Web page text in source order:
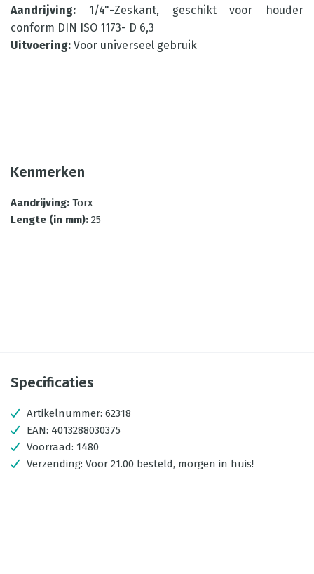
Aandrijving: 1/4"-Zeskant, geschikt voor houder
conform DIN ISO 1173- D 6,3
Uitvoering: Voor universeel gebruik
Kenmerken
Aandrijving: Torx
Lengte (in mm): 25
Specificaties
Artikelnummer: 62318
EAN: 4013288030375
Voorraad: 1480
Verzending: Voor 21.00 besteld, morgen in huis!